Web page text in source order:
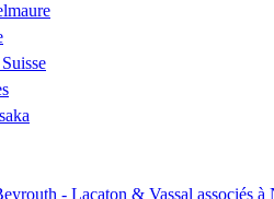
- Lacaton & Vassal associés